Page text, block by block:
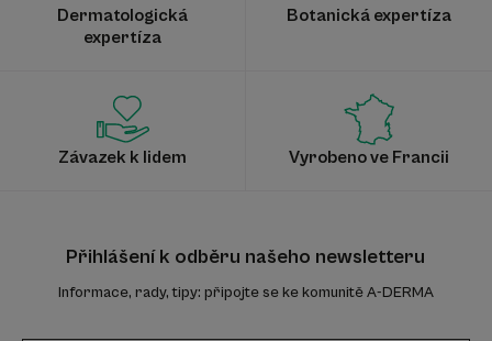
Dermatologická
expertíza
Botanická expertíza
Závazek k lidem Vyrobeno ve Francii
Přihlášení k odběru našeho newsletteru
Informace, rady, tipy: připojte se ke komunitě A-DERMA